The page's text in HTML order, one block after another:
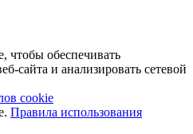
чтобы обеспечивать
сайта и анализировать сетевой
cookie
Правила использования